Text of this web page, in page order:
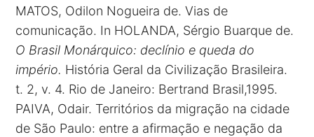
MATOS, Odilon Nogueira de. Vias de
comunicação. In HOLANDA, Sérgio Buarque de.
O Brasil Monárquico: declínio e queda do
império. História Geral da Civilização Brasileira.
t. 2, v. 4. Rio de Janeiro: Bertrand Brasil,1995.
PAIVA, Odair. Territórios da migração na cidade
de São Paulo: entre a afirmação e negação da